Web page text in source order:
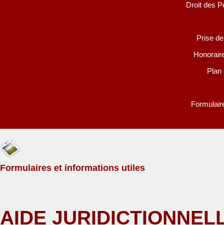
Droit des
Prise
Plan
Formulaires et informations utiles
AIDE